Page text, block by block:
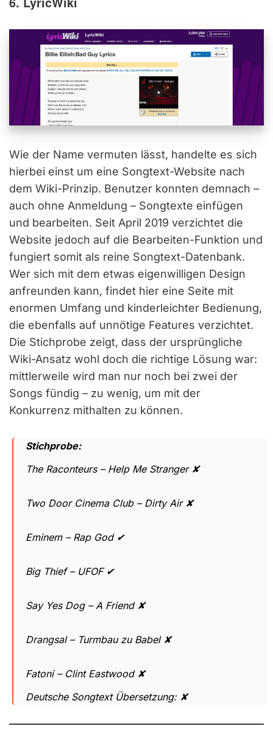
Wie der Name vermuten lässt, handelte es sich
hierbei einst um eine Songtext-Website nach
dem Wiki-Prinzip. Benutzer konnten demnach –
auch ohne Anmeldung – Songtexte einfügen
und bearbeiten. Seit April 2019 verzichtet die
Website jedoch auf die Bearbeiten-Funktion und
fungiert somit als reine Songtext-Datenbank.
Wer sich mit dem etwas eigenwilligen Design
anfreunden kann, findet hier eine Seite mit
enormen Umfang und kinderleichter Bedienung,
die ebenfalls auf unnötige Features verzichtet.
Die Stichprobe zeigt, dass der ursprüngliche
Wiki-Ansatz wohl doch die richtige Lösung war:
mittlerweile wird man nur noch bei zwei der
Songs fündig – zu wenig, um mit der
Konkurrenz mithalten zu können.
Stichprobe:
The Raconteurs – Help Me Stranger ✘
Two Door Cinema Club – Dirty Air ✘
Eminem – Rap God ✔
Big Thief – UFOF ✔
Say Yes Dog – A Friend ✘
Drangsal – Turmbau zu Babel ✘
Fatoni – Clint Eastwood ✘
Deutsche Songtext Übersetzung: ✘